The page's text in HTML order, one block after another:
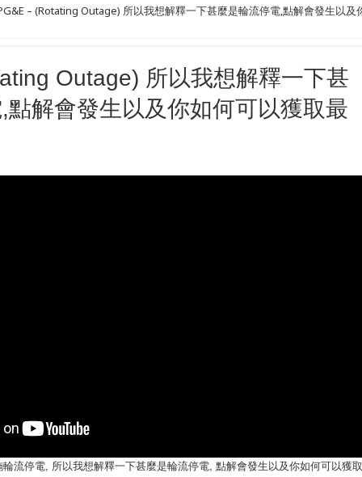
– (Rotating Outage) 所以我想解釋一下甚麼是輪流停電,點解會發生以及
Outage) 所以我想解釋一下甚
點解會發生以及你如何可以獲取最
流停電, 所以我想解釋一下甚麼是輪流停電, 點解會發生以及你如何可以獲取